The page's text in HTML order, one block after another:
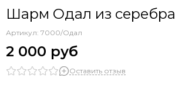
Шарм Одал из серебра
Артикул: 7000/Одал
2 000 руб
Оставить отзыв